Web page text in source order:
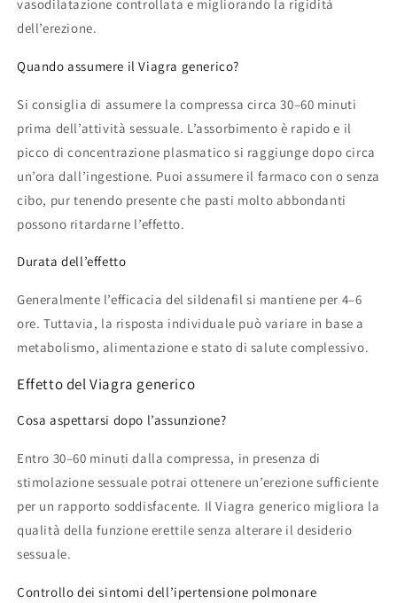
vasodilatazione controllata e migliorando la rigidità
dell’erezione.
Quando assumere il Viagra generico?
Si consiglia di assumere la compressa circa 30–60 minuti
prima dell’attività sessuale. L’assorbimento è rapido e il
picco di concentrazione plasmatico si raggiunge dopo circa
un’ora dall’ingestione. Puoi assumere il farmaco con o senza
cibo, pur tenendo presente che pasti molto abbondanti
possono ritardarne l’effetto.
Durata dell’effetto
Generalmente l’efficacia del sildenafil si mantiene per 4–6
ore. Tuttavia, la risposta individuale può variare in base a
metabolismo, alimentazione e stato di salute complessivo.
Effetto del Viagra generico
Cosa aspettarsi dopo l’assunzione?
Entro 30–60 minuti dalla compressa, in presenza di
stimolazione sessuale potrai ottenere un’erezione sufficiente
per un rapporto soddisfacente. Il Viagra generico migliora la
qualità della funzione erettile senza alterare il desiderio
sessuale.
Controllo dei sintomi dell’ipertensione polmonare